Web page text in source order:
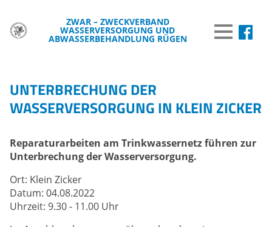
ZWAR – ZWECKVERBAND
WASSERVERSORGUNG UND
ABWASSERBEHANDLUNG RÜGEN MENÜ
TRINKWASSER
BREITBAND
WASSER & UMWELT
UNTERBRECHUNG DER
WASSERVERSORGUNG IN KLEIN ZICKER
Reparaturarbeiten am Trinkwassernetz führen zur
Unterbrechung der Wasserversorgung.
Ort: Klein Zicker
Datum: 04.08.2022
Uhrzeit: 9.30 - 11.00 Uhr